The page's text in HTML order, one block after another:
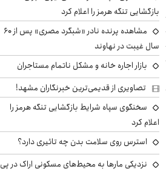
بازگشایی تنگه هرمز را اعلام کرد
مشاهده پرنده نادر «شبگرد مصری» پس از ۶۰
سال غیبت در نهاوند
بازار اجاره خانه و مشکل ناتمام مستاجران
تصاویری از قدیمی‌ترین خبرنگاران مشهد!
سخنگوی سپاه شرایط بازگشایی تنگه هرمز را
اعلام کرد
استرس روی سلامت بدن چه تاثیری دارد؟
نزدیکی مارها به محیط‌های مسکونی اراک در پی